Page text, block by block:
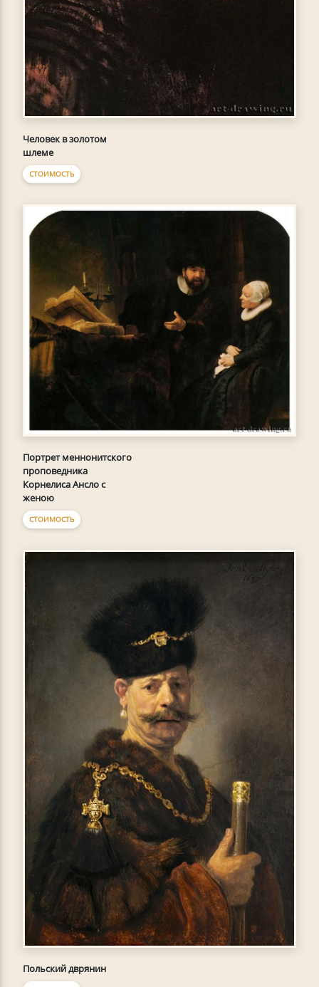
Человек в золотом
шлеме
СТОИМОСТЬ
Портрет меннонитского
проповедника
Корнелиса Ансло с
женою
СТОИМОСТЬ
Польский дврянин